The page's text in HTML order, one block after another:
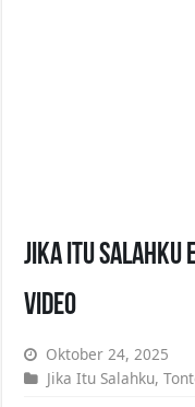
Jika Itu Salahku
Video
Oktober 24, 2025
Jika Itu Salahku,